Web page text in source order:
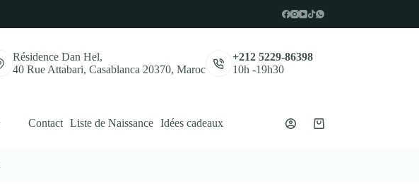
Résidence Dan Hel,
40 Rue Attabari, Casablanca 20370, Maroc
+212 5229-86398
10h -19h30
Contact Liste de Naissance Idées cadeaux
Panier